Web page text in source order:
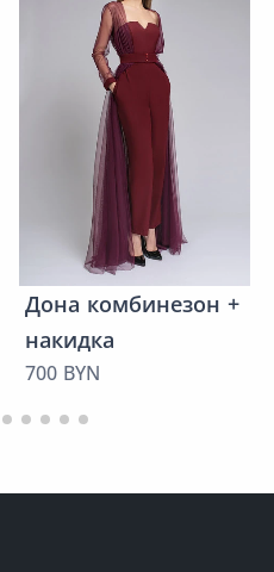
Дона комбинезон +
накидка
700 BYN